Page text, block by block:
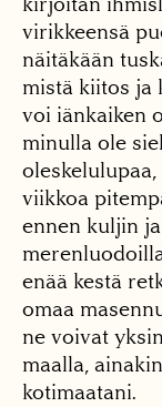
virikkeensä
näitäkään
mistä kiitos ja
voi iänkaiken
minulla ole
viikkoa
ennen kuljin
enää kestä
omaa
ne voivat
maalla,
kotimaatani.